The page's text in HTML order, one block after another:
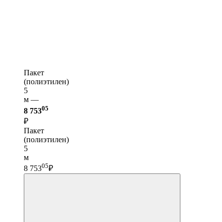
Пакет
(полиэтилен)
5
м —
8 75305
₽
Пакет
(полиэтилен)
5
м
8 75305₽